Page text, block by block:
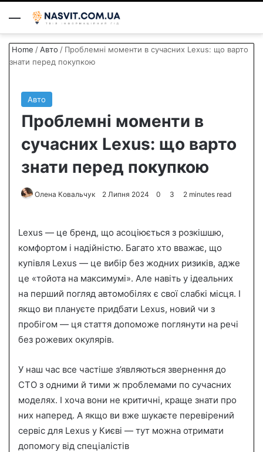
Menu
Home /Авто / Проблемні моменти в сучасних Lexus: що варто
знати перед покупкою
Авто
Проблемні моменти в
сучасних Lexus: що варто
знати перед покупкою
Олена Ковальчук
d
a
n
e
m
a
i
2 Липня 2024 0 3 2 minutes read
Lexus — це бренд, що асоціюється з розкішшю,
комфортом і надійністю. Багато хто вважає, що
купівля Lexus — це вибір без жодних ризиків, адже
це «тойота на максимумі». Але навіть у ідеальних
на перший погляд автомобілях є свої слабкі місця. І
якщо ви плануєте придбати Lexus, новий чи з
пробігом — ця стаття допоможе поглянути на речі
без рожевих окулярів.
У наш час все частіше з’являються звернення до
СТО з одними й тими ж проблемами по сучасних
моделях. І хоча вони не критичні, краще знати про
них наперед. А якщо ви вже шукаєте перевірений
сервіс для Lexus у Києві — тут можна отримати
допомогу від спеціалістів